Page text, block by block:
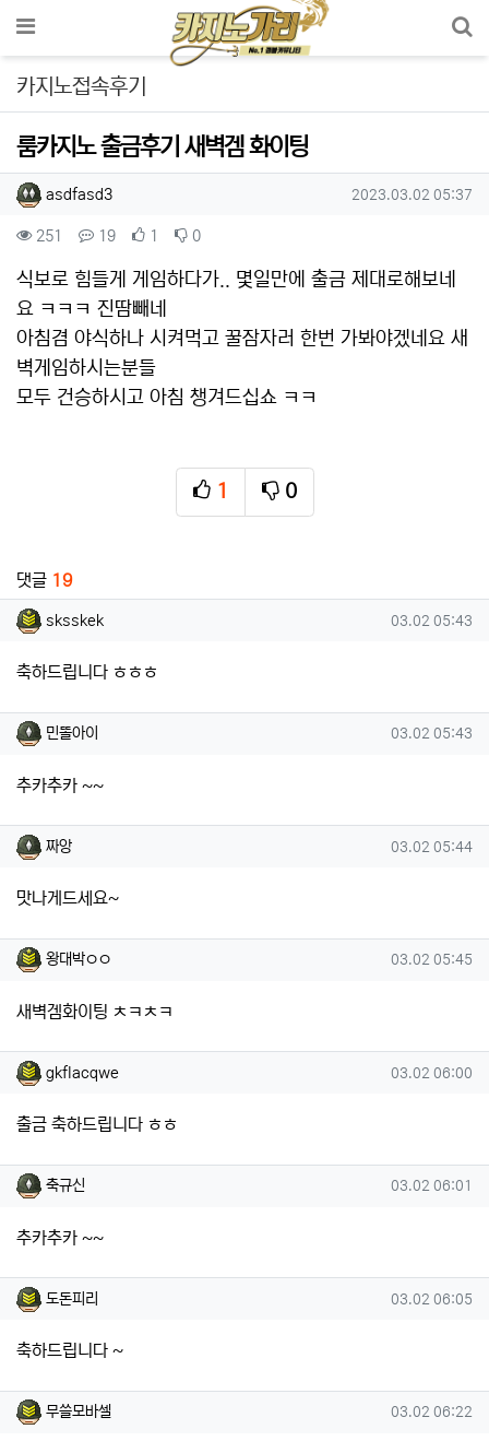
메뉴
카지노접속후기
룸카지노 출금후기 새벽겜 화이팅
작성자 정보
asdfasd3작성 작성일
2023.03.02 05:37
컨텐츠 정보
251 조회 19댓글 1 추천 0비추천
본문
식보로 힘들게 게임하다가.. 몇일만에 출금 제대로해보네
요 ㅋㅋㅋ 진땀빼네
아침겸 야식하나 시켜먹고 꿀잠자러 한번 가봐야겠네요 새
벽게임하시는분들
모두 건승하시고 아침 챙겨드십쇼 ㅋㅋ
1
추천
0
비추천
댓글 19
sksskek님의 댓글
sksskek 작성일
03.02 05:43
축하드립니다 ㅎㅎㅎ
민똘아이님의 댓글
민똘아이 작성일
03.02 05:43
추카추카 ~~
짜앙님의 댓글
짜앙 작성일
03.02 05:44
맛나게드세요~
왕대박ㅇㅇ님의 댓글
왕대박ㅇㅇ 작성일
03.02 05:45
새벽겜화이팅 ㅊㅋㅊㅋ
gkflacqwe님의 댓글
gkflacqwe 작성일
03.02 06:00
출금 축하드립니다 ㅎㅎ
축규신님의 댓글
축규신 작성일
03.02 06:01
추카추카 ~~
도돈피리님의 댓글
도돈피리 작성일
03.02 06:05
축하드립니다 ~
무쓸모바셀님의 댓글
무쓸모바셀 작성일
03.02 06:22